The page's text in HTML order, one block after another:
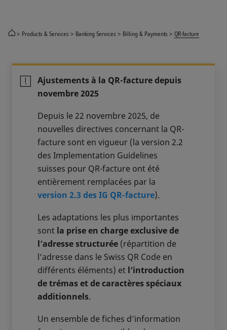
Products & Services Banking Services Billing & Payments QR-facture
Ajustements à la QR-facture depuis
novembre 2025
Depuis le 22 novembre 2025, de
nouvelles directives concernant la QR-
facture sont en vigueur (la version 2.2
des Implementation Guidelines
suisses pour QR-facture ont été
entièrement remplacées par la
version 2.3 des IG QR-facture).
Les adaptations les plus importantes
sont la prise en charge exclusive de
l’adresse structurée (répartition de
l’adresse dans le Swiss QR Code en
différents éléments) et l’introduction
de trémas et de caractères spéciaux
additionnels.
Un ensemble de fiches d’information